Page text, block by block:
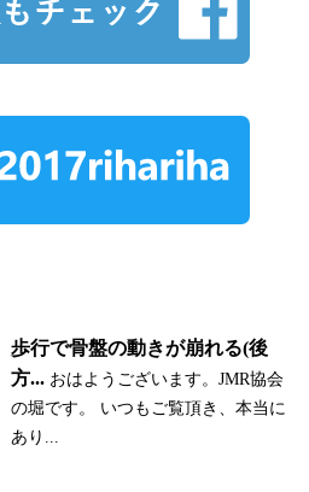
歩行で骨盤の動きが崩れる(後
方... おはようございます。JMR協会
の堀です。 いつもご覧頂き、本当に
あり...